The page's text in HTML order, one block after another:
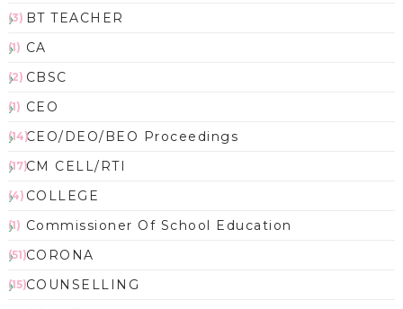
BT TEACHER
(3)
CA
(1)
CBSC
(2)
CEO
(1)
CEO/DEO/BEO Proceedings
(14)
CM CELL/RTI
(17)
COLLEGE
(4)
Commissioner Of School Education
(1)
CORONA
(51)
COUNSELLING
(15)